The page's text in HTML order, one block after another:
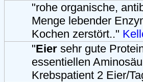
"rohe organische,
Menge lebender
Kochen zerstört.."
"Eier sehr gute
essentiellen
Krebspatient 2 Eier/